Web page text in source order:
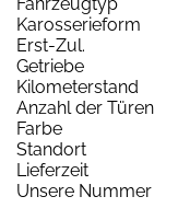
Karosserieform
Erst-Zul.
Getriebe
Kilometerstand
Anzahl der Türen
Farbe
Standort
Lieferzeit
Unsere Nummer